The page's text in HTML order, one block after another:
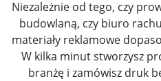
Niezależnie od tego, czy
budowlaną, czy biuro
materiały reklamowe
W kilka minut stworzysz
branżę i zamówisz druk